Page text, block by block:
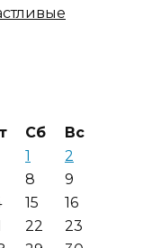
Сб
Вс
1
2
8
9
15
16
22
23